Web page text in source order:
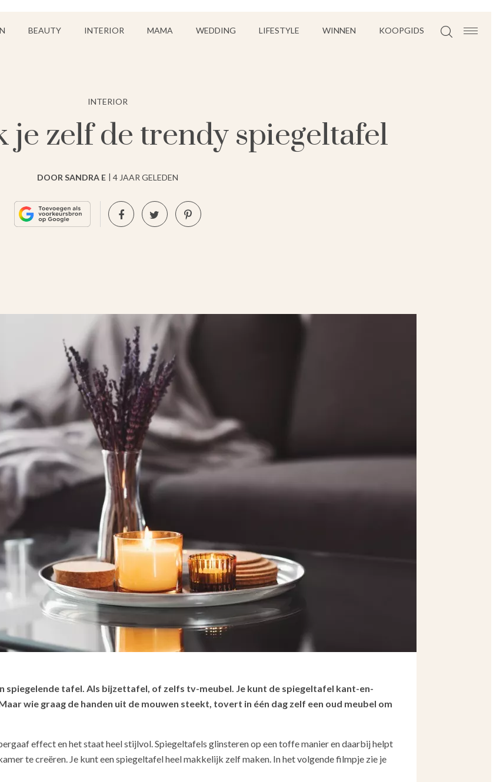
BEAUTY INTERIOR MAMA WEDDING LIFESTYLE WINNEN KOOPGIDS
INTERIOR
je zelf de trendy spiegeltafel
DOOR SANDRA E 4 JAAR GELEDEN
spiegelende tafel. Als bijzettafel, of zelfs tv-meubel. Je kunt de spiegeltafel kant-en-
wie graag de handen uit de mouwen steekt, tovert in één dag zelf een oud meubel om
effect en het staat heel stijlvol. Spiegeltafels glinsteren op een toffe manier en daarbij helpt
te creëren. Je kunt een spiegeltafel heel makkelijk zelf maken. In het volgende filmpje zie je